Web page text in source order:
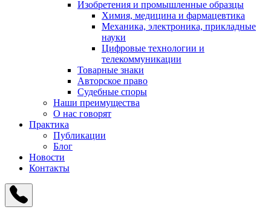
Изобретения и промышленные образцы
Химия, медицина и фармацевтика
Механика, электроника, прикладные
науки
Цифровые технологии и
телекоммуникации
Товарные знаки
Авторское право
Судебные споры
Наши преимущества
О нас говорят
Практика
Публикации
Блог
Новости
Контакты